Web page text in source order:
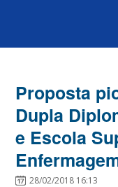
Proposta
Dupla
e Escola
28/02/2018 16:13